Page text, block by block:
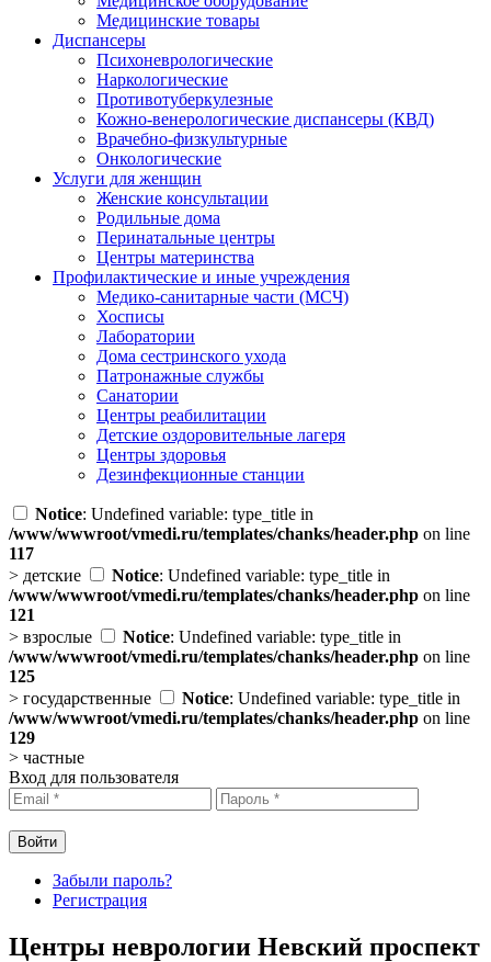
Медицинские товары
Диспансеры
Психоневрологические
Наркологические
Противотуберкулезные
Кожно-венерологические диспансеры (КВД)
Врачебно-физкультурные
Онкологические
Услуги для женщин
Женские консультации
Родильные дома
Перинатальные центры
Центры материнства
Профилактические и иные учреждения
Медико-санитарные части (МСЧ)
Хосписы
Лаборатории
Дома сестринского ухода
Патронажные службы
Санатории
Центры реабилитации
Детские оздоровительные лагеря
Центры здоровья
Дезинфекционные станции
Notice: Undefined variable: type_title in
/www/wwwroot/vmedi.ru/templates/chanks/header.php on line
117
> детские Notice: Undefined variable: type_title in
/www/wwwroot/vmedi.ru/templates/chanks/header.php on line
121
> взрослые Notice: Undefined variable: type_title in
/www/wwwroot/vmedi.ru/templates/chanks/header.php on line
125
> государственные Notice: Undefined variable: type_title in
/www/wwwroot/vmedi.ru/templates/chanks/header.php on line
129
> частные
Вход для пользователя
Забыли пароль?
Регистрация
Центры неврологии Невский проспект